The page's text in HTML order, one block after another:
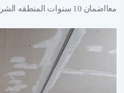
معااضمان 10 سنوات المنطقه الشرقية